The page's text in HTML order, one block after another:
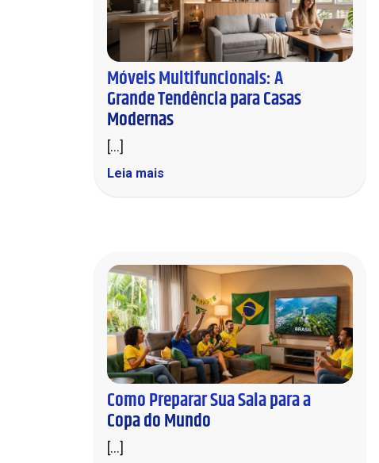
Móveis Multifuncionais: A
Grande Tendência para Casas
Modernas
[...]
Leia mais
Como Preparar Sua Sala para a
Copa do Mundo
[...]